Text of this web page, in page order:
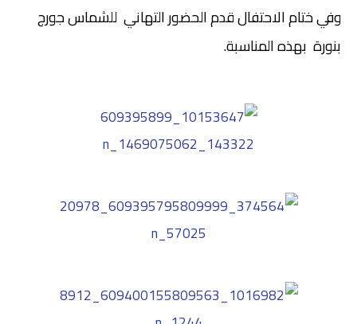
وفي ختام الاحتفال قدم الحضور التهاني للشماس جورج
بنورة بهذه المناسبة.